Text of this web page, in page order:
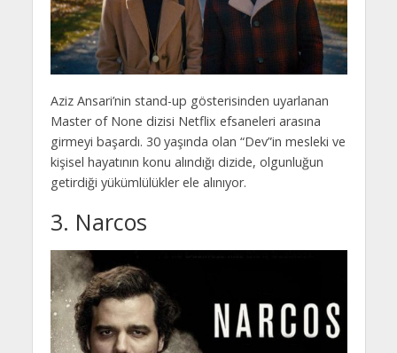
Aziz Ansari’nin stand-up gösterisinden uyarlanan
Master of None dizisi Netflix efsaneleri arasına
girmeyi başardı. 30 yaşında olan “Dev”in mesleki ve
kişisel hayatının konu alındığı dizide, olgunluğun
getirdiği yükümlülükler ele alınıyor.
3. Narcos